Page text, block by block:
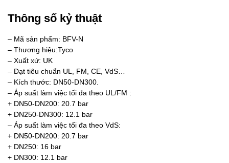
Thông số kỷ thuật
– Mã sản phẩm: BFV-N
– Thương hiệu:Tyco
– Xuất xứ: UK
– Đạt tiêu chuẩn UL, FM, CE, VdS…
– Kích thước: DN50-DN300.
– Áp suất làm việc tối đa theo UL/FM :
+ DN50-DN200: 20.7 bar
+ DN250-DN300: 12.1 bar
– Áp suất làm việc tối đa theo VdS:
+ DN50-DN200: 20.7 bar
+ DN250: 16 bar
+ DN300: 12.1 bar